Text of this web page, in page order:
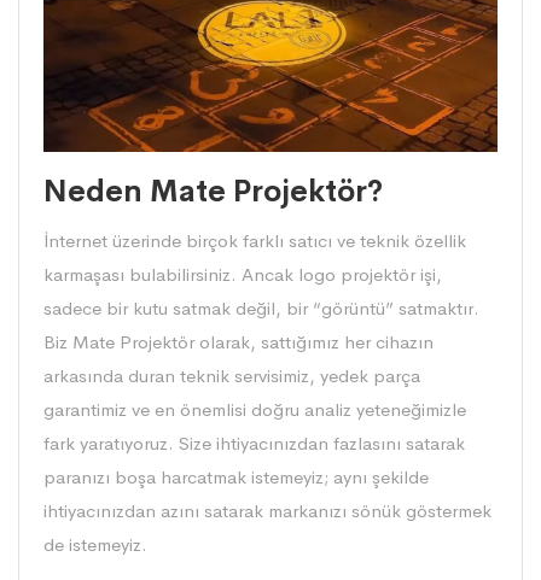
Neden Mate Projektör?
İnternet üzerinde birçok farklı satıcı ve teknik özellik
karmaşası bulabilirsiniz. Ancak logo projektör işi,
sadece bir kutu satmak değil, bir “görüntü” satmaktır.
Biz Mate Projektör olarak, sattığımız her cihazın
arkasında duran teknik servisimiz, yedek parça
garantimiz ve en önemlisi doğru analiz yeteneğimizle
fark yaratıyoruz. Size ihtiyacınızdan fazlasını satarak
paranızı boşa harcatmak istemeyiz; aynı şekilde
ihtiyacınızdan azını satarak markanızı sönük göstermek
de istemeyiz.